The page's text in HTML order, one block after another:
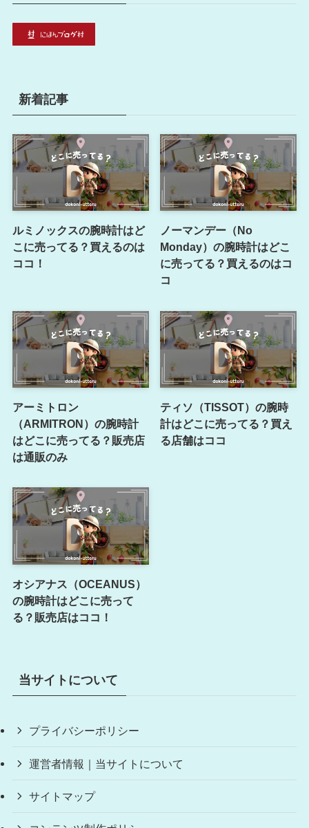
新着記事
ルミノックスの腕時計はど
こに売ってる？買えるのは
ココ！
ノーマンデー（No
Monday）の腕時計はどこ
に売ってる？買えるのはコ
コ
アーミトロン
（ARMITRON）の腕時計
はどこに売ってる？販売店
は通販のみ
ティソ（TISSOT）の腕時
計はどこに売ってる？買え
る店舗はココ
オシアナス（OCEANUS）
の腕時計はどこに売って
る？販売店はココ！
当サイトについて
プライバシーポリシー
運営者情報｜当サイトについて
サイトマップ